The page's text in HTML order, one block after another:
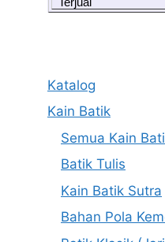
Katalog
Kain Batik
Semua Kain
Batik Tulis
Kain Batik Sutra
Bahan Pola